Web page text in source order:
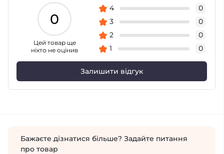
0
Цей товар ще
ніхто не оцінив
4
0
3
0
2
0
1
0
Залишити відгук
Бажаєте дізнатися більше? Задайте питання
про товар